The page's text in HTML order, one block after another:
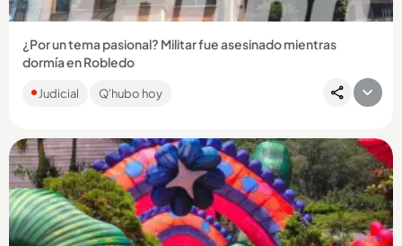
¿Por un tema pasional? Militar fue asesinado mientras
dormía en Robledo
La víctima, César Augusto Hurtado Parra, era suboficial activo
del Ejército. Fue sorprendido cuando estaba durmiendo y
Judicial Q'hubo hoy
Compartir Noticia